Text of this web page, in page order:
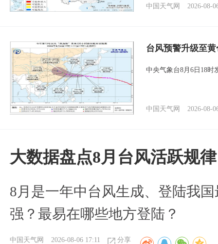
中国天气网 2026-08-
台风预警升级至
中央气象台8月6日18时
中国天气网 2026-08-
大数据盘点8月台风活跃规律
8月是一年中台风生成、登陆我
强？最易在哪些地方登陆？
中国天气网 2026-08-06 17:11 分享